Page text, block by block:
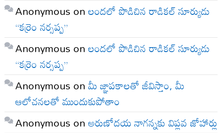
Anonymous onలందలో పొడిచిన రాడికల్ సూర్యుడు
“కర్రెం నర్సప్ప”
Anonymous onలందలో పొడిచిన రాడికల్ సూర్యుడు
“కర్రెం నర్సప్ప”
Anonymous onమీ జ్ఞాపకాలతో జీవిస్తాం, మీ
ఆలోచనలతో ముందుకుపోతాం
Anonymous onఅరుణోదయ నాగన్నకు విప్లవ జోహార్లు